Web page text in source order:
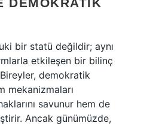
bir statü değildir; aynı
etkileşen bir bilinç
demokratik
mekanizmaları
savunur hem de
Ancak günümüzde,